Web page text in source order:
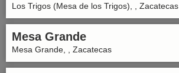
Los Trigos (Mesa de los Trigos), , Zacatecas
Mesa Grande
Mesa Grande, , Zacatecas